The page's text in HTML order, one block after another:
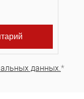
данных.*